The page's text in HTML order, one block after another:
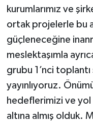
kurumlarımız ve
ortak projelerle bu
güçleneceğine
meslektaşımla
grubu 1’nci
yayınlıyoruz.
hedeflerimizi ve yol
altına almış olduk.